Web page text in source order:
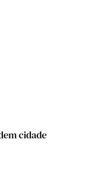
cidade